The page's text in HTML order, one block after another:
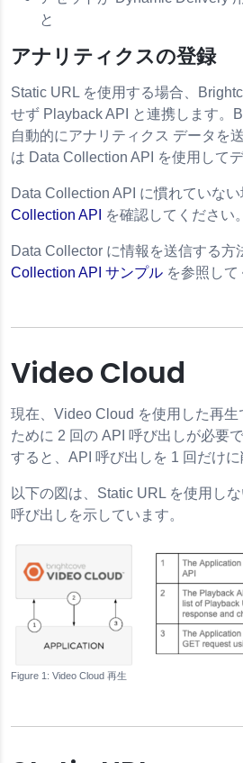
ーミング
ンリーダーの使用
ス
と
アナリティクスの登録
Static URL を使用する場合、
せず Playback API と連携します。
自動的にアナリティクス データを
は Data Collection API を使用して
Data Collection API に慣れていない
Collection API
を確認してください。
Data Collector に情報を送信する方
Collection API サンプル を参照して
Video Cloud
現在、Video Cloud を使用した再
ために 2 回の API 呼び出しが必要
すると、API 呼び出しを 1 回だけに
以下の図は、Static URL を使用し
呼び出しを示しています。
Video Cloud 再生